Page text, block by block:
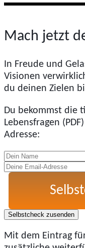
Mach jetzt
In Freude und
Visionen
du deinen Zielen
Du bekommst die
Lebensfragen
Adresse:
Selbstcheck zusenden
Mit dem Eintrag